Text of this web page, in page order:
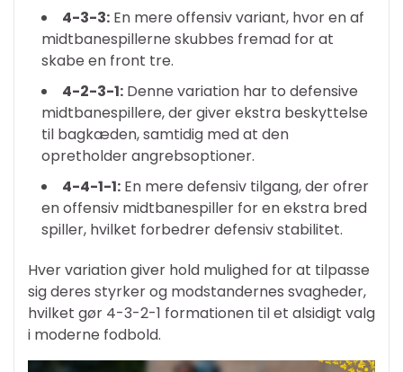
4-3-3: En mere offensiv variant, hvor en af
midtbanespillerne skubbes fremad for at
skabe en front tre.
4-2-3-1: Denne variation har to defensive
midtbanespillere, der giver ekstra beskyttelse
til bagkæden, samtidig med at den
opretholder angrebsoptioner.
4-4-1-1: En mere defensiv tilgang, der ofrer
en offensiv midtbanespiller for en ekstra bred
spiller, hvilket forbedrer defensiv stabilitet.
Hver variation giver hold mulighed for at tilpasse
sig deres styrker og modstandernes svagheder,
hvilket gør 4-3-2-1 formationen til et alsidigt valg
i moderne fodbold.